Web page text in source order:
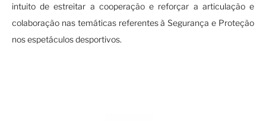
intuito de estreitar a cooperação e reforçar a articulação e
colaboração nas temáticas referentes à Segurança e Proteção
nos espetáculos desportivos.